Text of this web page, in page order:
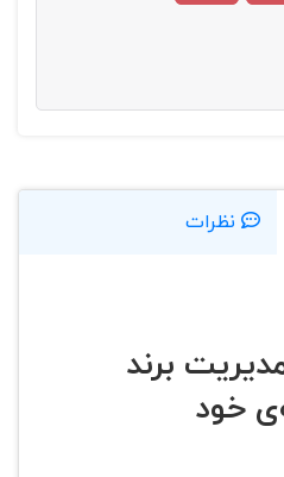
نظرات
برند
خود